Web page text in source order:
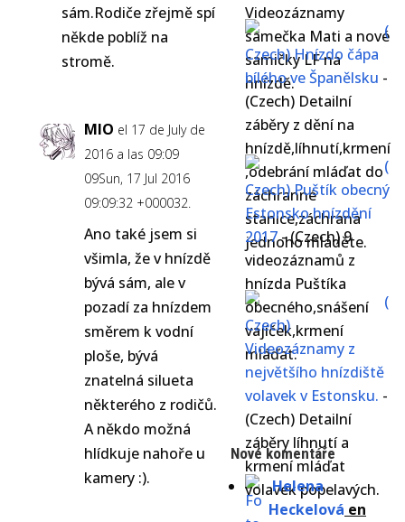
Videozáznamy
samečka Mati a nové
samičky LF na
hnízdě.
(
Czech) Hnízdo čápa
bílého ve Španělsku -
(Czech) Detailní
záběry z dění na
hnízdě,líhnutí,krmení
,odebrání mláďat do
záchranné
stanice,záchrana
jednoho mláděte.
(
Czech) Puštík obecný
Estonsko hnízdění
2017-(Czech) 9
videozáznamů z
hnízda Puštíka
obecného,snášení
vajíček,krmení
mláďat.
(
Czech)
Videozáznamy z
největšího hnízdiště
volavek v Estonsku. -
(Czech) Detailní
záběry líhnutí a
krmení mláďat
volavek popelavých.
Nové komentáře
Helena
Heckelová en
sám.Rodiče zřejmě spí
někde poblíž na
stromě.
MIO el 17 de July de
2016 a las 09:09
09Sun, 17 Jul 2016
09:09:32 +000032.
Ano také jsem si
všimla, že v hnízdě
bývá sám, ale v
pozadí za hnízdem
směrem k vodní
ploše, bývá
znatelná silueta
některého z rodičů.
A někdo možná
hlídkuje nahoře u
kamery :).